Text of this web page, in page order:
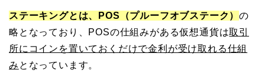
ステーキングとは、POS（プルーフオブステーク）の
略となっており、POSの仕組みがある仮想通貨は取引
所にコインを置いておくだけで金利が受け取れる仕組
み となっています。